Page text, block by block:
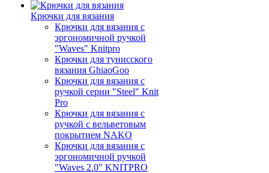
Крючки для вязания
Крючки для вязания с
эргономичной ручкой
"Waves" Knitpro
Крючки для тунисского
вязания GhiaoGoo
Крючки для вязания с
ручкой серии "Steel" Knit
Pro
Крючки для вязания с
ручкой с вельветовым
покрытием NAKO
Крючки для вязания с
эргономичной ручкой
"Waves 2.0" KNITPRO